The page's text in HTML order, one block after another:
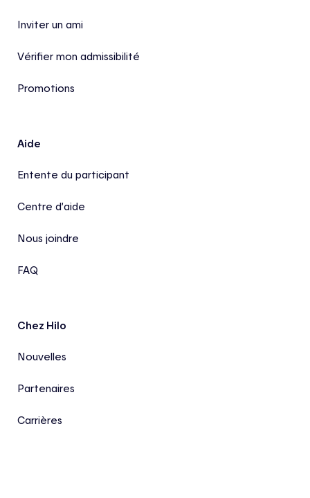
Inviter un ami
Vérifier mon admissibilité
Promotions
Aide
Entente du participant
Centre d’aide
Nous joindre
FAQ
Chez Hilo
Nouvelles
Partenaires
Carrières